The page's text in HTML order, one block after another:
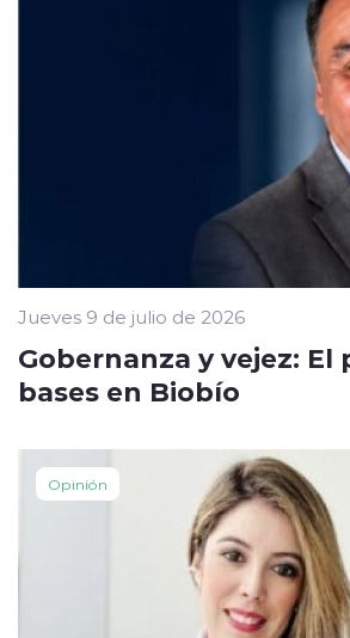
Jueves 9 de julio de 2026
Gobernanza y vejez: El
bases en Biobío
Opinión